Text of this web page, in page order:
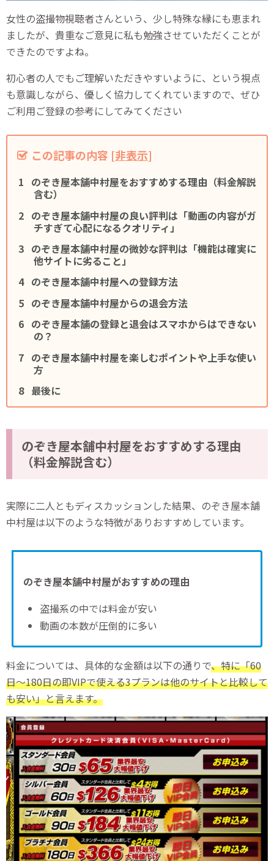
女性の盗撮物視聴者さんという、少し特殊な縁にも恵まれ
ましたが、貴重なご意見に私も勉強させていただくことが
できたのですよね。
初心者の人でもご理解いただきやすいように、という視点
も意識しながら、優しく協力してくれていますので、ぜひ
ご利用ご登録の参考にしてみてください
この記事の内容 [非表示]
のぞき屋本舗中村屋をおすすめする理由（料金解説
含む）
のぞき屋本舗中村屋の良い評判は「動画の内容がガ
チすぎて心配になるクオリティ」
のぞき屋本舗中村屋の微妙な評判は「機能は確実に
他サイトに劣ること」
のぞき屋本舗中村屋への登録方法
のぞき屋本舗中村屋からの退会方法
のぞき屋本舗の登録と退会はスマホからはできない
の？
のぞき屋本舗中村屋を楽しむポイントや上手な使い
方
最後に
のぞき屋本舗中村屋をおすすめする理由
（料金解説含む）
実際に二人ともディスカッションした結果、のぞき屋本舗
中村屋は以下のような特徴がありおすすめしています。
のぞき屋本舗中村屋がおすすめの理由
盗撮系の中では料金が安い
動画の本数が圧倒的に多い
料金については、具体的な金額は以下の通りで、特に「60
日～180日の即VIPで使える3プランは他のサイトと比較して
も安い」と言えます。